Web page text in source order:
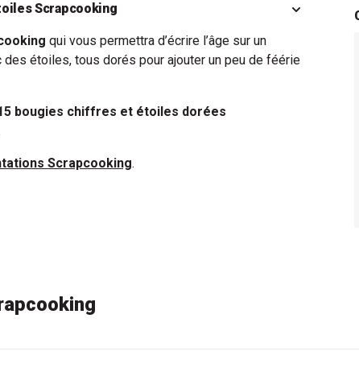
Scrapcooking
qui vous permettra d’écrire l’âge sur un
étoiles, tous dorés pour ajouter un peu de féérie
bougies chiffres et étoiles dorées
Scrapcooking.